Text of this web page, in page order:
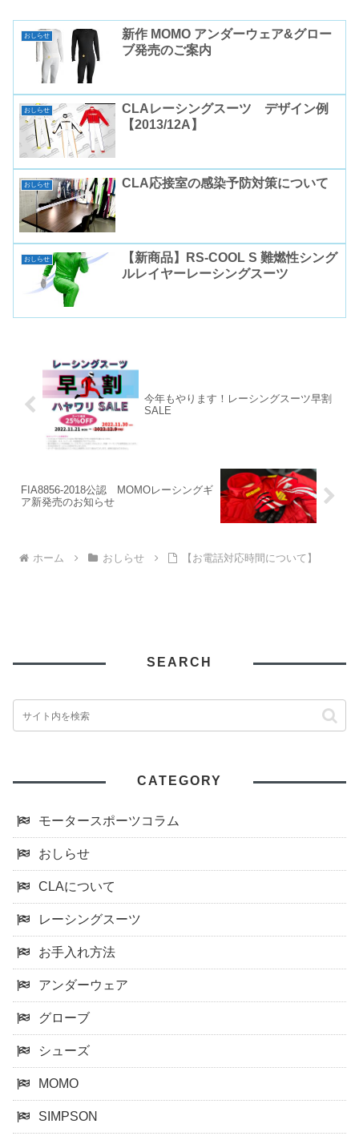
おしらせ
新作 MOMO アンダーウェア&グロー
ブ発売のご案内
おしらせ
CLAレーシングスーツ デザイン例
【2013/12A】
おしらせ CLA応接室の感染予防対策について
おしらせ
【新商品】RS-COOL S 難燃性シング
ルレイヤーレーシングスーツ
今年もやります！レーシングスーツ早割
SALE
FIA8856-2018公認 MOMOレーシングギ
ア新発売のお知らせ
ホーム おしらせ 【お電話対応時間について】
SEARCH
CATEGORY
モータースポーツコラム
おしらせ
CLAについて
レーシングスーツ
お手入れ方法
アンダーウェア
グローブ
シューズ
MOMO
SIMPSON